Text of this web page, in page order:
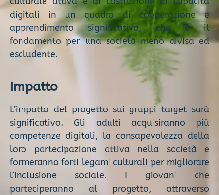
digitali in un quadro di cooperazione e
apprendimento significativo, che è il
fondamento per una società meno divisa ed
escludente.
Impatto
L’impatto del progetto sui gruppi target sarà
significativo. Gli adulti acquisiranno più
competenze digitali, la consapevolezza della
loro partecipazione attiva nella società e
formeranno forti legami culturali per migliorare
l’inclusione sociale. I giovani che
parteciperanno al progetto, attraverso